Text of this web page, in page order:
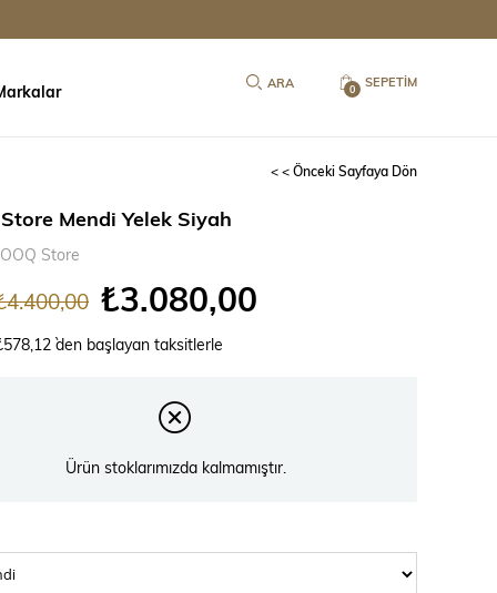
SEPETIM
0
< < Önceki Sayfaya Dön
Mendi Yelek Siyah
Store
₺3.080,00
`den başlayan taksitlerle
Ürün stoklarımızda kalmamıştır.